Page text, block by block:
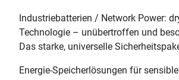
Industriebatterien / Network Power:
Technologie – unübertroffen und
Das starke, universelle
Energie-Speicherlösungen für